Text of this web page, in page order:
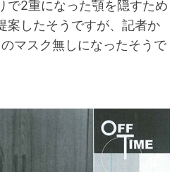
で2重になった顎を隠すため
案したそうですが、記者か
マスク無しになったそうで